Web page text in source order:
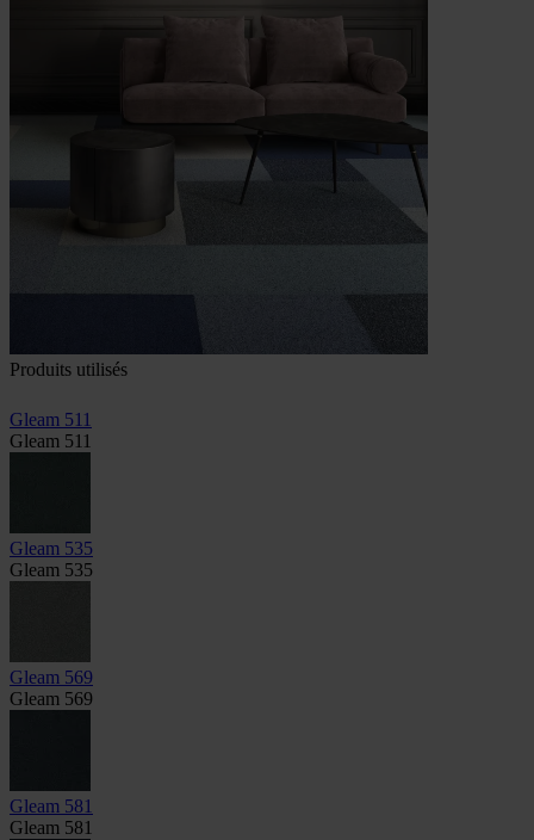
Produits utilisés
Gleam 511
Gleam 511
Gleam 535
Gleam 535
Gleam 569
Gleam 569
Gleam 581
Gleam 581